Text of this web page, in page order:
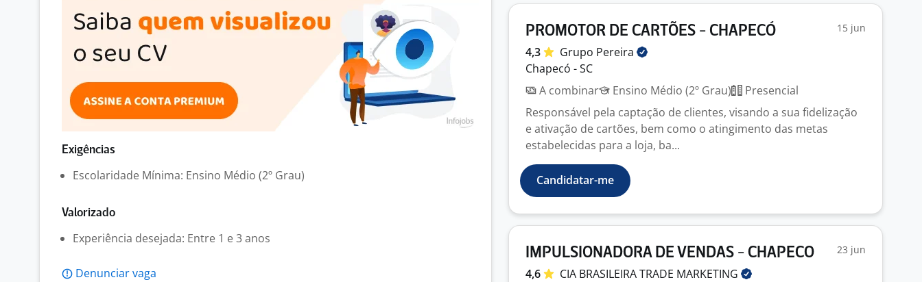
Exigências
Escolaridade Mínima: Ensino Médio (2º Grau)
Valorizado
Experiência desejada: Entre 1 e 3 anos
Denunciar vaga
PROMOTOR DE CARTÕES - CHAPECÓ 15 jun
4,3 Grupo Pereira
Chapecó - SC
A combinar
Ensino Médio (2º Grau)
Presencial
Responsável pela captação de clientes, visando a sua fidelização
e ativação de cartões, bem como o atingimento das metas
estabelecidas para a loja, ba...
Candidatar-me
IMPULSIONADORA DE VENDAS - CHAPECO 23 jun
4,6 CIA BRASILEIRA TRADE MARKETING